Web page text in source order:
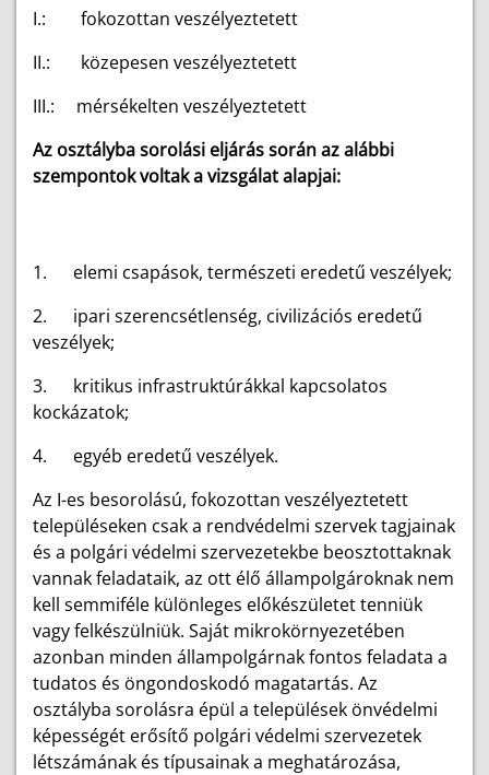
I.: fokozottan veszélyeztetett
II.: közepesen veszélyeztetett
III.: mérsékelten veszélyeztetett
Az osztályba sorolási eljárás során az alábbi
szempontok voltak a vizsgálat alapjai:
1. elemi csapások, természeti eredetű veszélyek;
2. ipari szerencsétlenség, civilizációs eredetű
veszélyek;
3. kritikus infrastruktúrákkal kapcsolatos
kockázatok;
4. egyéb eredetű veszélyek.
Az I-es besorolású, fokozottan veszélyeztetett
településeken csak a rendvédelmi szervek tagjainak
és a polgári védelmi szervezetekbe beosztottaknak
vannak feladataik, az ott élő állampolgároknak nem
kell semmiféle különleges előkészületet tenniük
vagy felkészülniük. Saját mikrokörnyezetében
azonban minden állampolgárnak fontos feladata a
tudatos és öngondoskodó magatartás. Az
osztályba sorolásra épül a települések önvédelmi
képességét erősítő polgári védelmi szervezetek
létszámának és típusainak a meghatározása,